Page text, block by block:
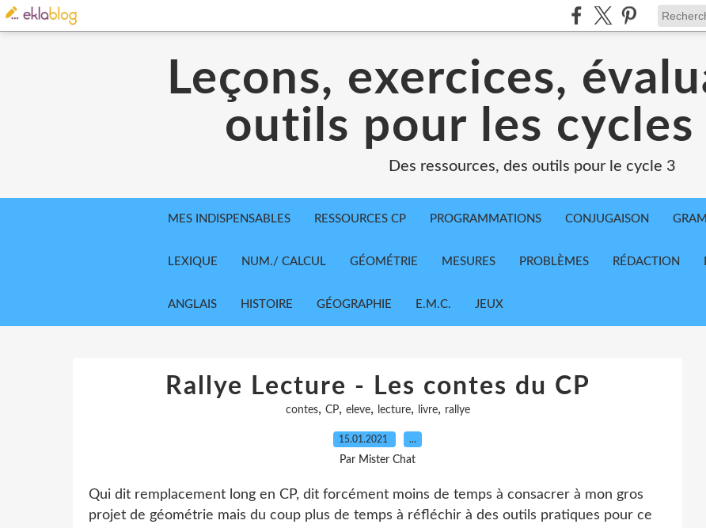
Leçons, exercices,
outils pour les
Des ressources, des outils pour le cycle 3
MES INDISPENSABLES RESSOURCES CP PROGRAMMATIONS CONJUGAISON
LEXIQUE NUM./ CALCUL GÉOMÉTRIE MESURES PROBLÈMES RÉDACTION
ANGLAIS HISTOIRE GÉOGRAPHIE E.M.C. JEUX
Rallye Lecture - Les contes du CP
contes, CP, eleve, lecture, livre, rallye
15.01.2021 …
Par Mister Chat
Qui dit remplacement long en CP, dit forcément moins de temps à consacrer à mon gros
projet de géométrie mais du coup plus de temps à réfléchir à des outils pratiques pour ce